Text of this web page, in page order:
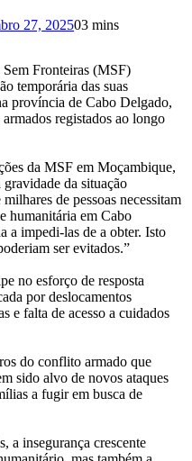
27, 202503 mins
Fronteiras (MSF)
temporária das suas
província de Cabo Delgado,
armados registados ao longo
da MSF em Moçambique,
da situação
de pessoas necessitam
humanitária em Cabo
a impedi-las de a obter. Isto
ser evitados.”
no esforço de resposta
por deslocamentos
e falta de acesso a cuidados
do conflito armado que
sido alvo de novos ataques
a fugir em busca de
a insegurança crescente